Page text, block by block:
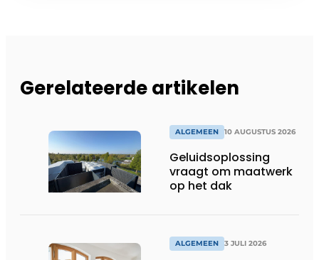
Gerelateerde artikelen
ALGEMEEN 10 AUGUSTUS 2026
Geluidsoplossing
vraagt om maatwerk
op het dak
ALGEMEEN 3 JULI 2026